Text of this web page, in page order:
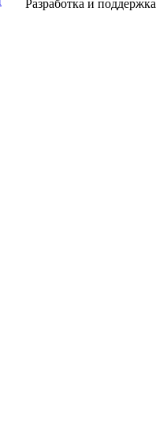
Разработка и